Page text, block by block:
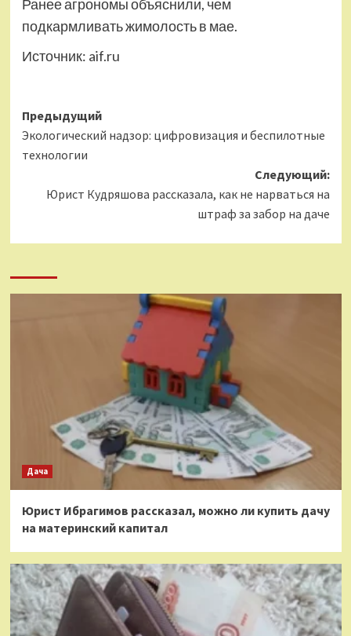
Ранее агрономы объяснили, чем
подкармливать жимолость в мае.
Источник: aif.ru
Навигация
записи
Предыдущий
Экологический надзор: цифровизация и беспилотные
технологии
Следующий:
Юрист Кудряшова рассказала, как не нарваться на
штраф за забор на даче
Дача
Юрист Ибрагимов рассказал, можно ли купить дачу
на материнский капитал